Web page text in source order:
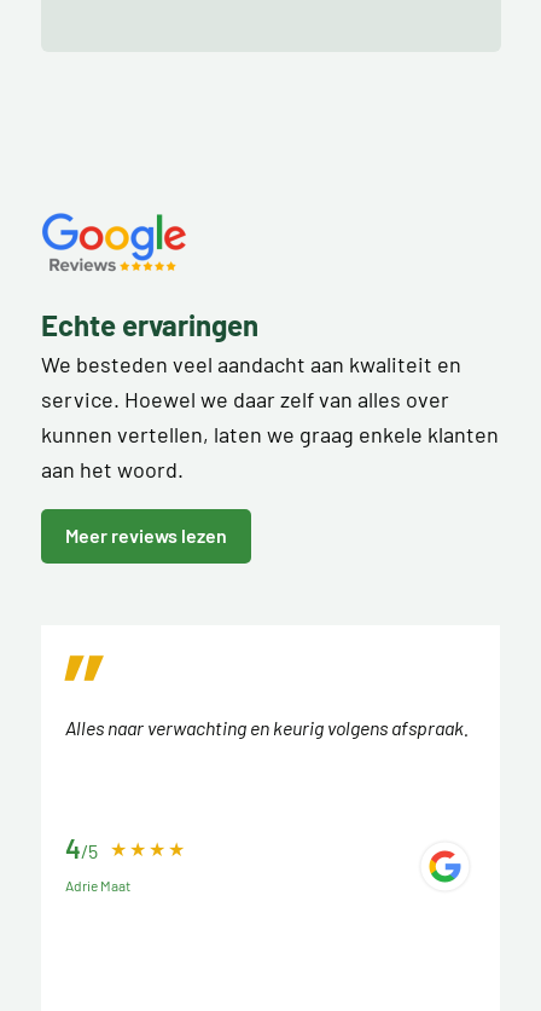
Echte ervaringen
We besteden veel aandacht aan kwaliteit en
service. Hoewel we daar zelf van alles over
kunnen vertellen, laten we graag enkele klanten
aan het woord.
Meer reviews lezen
Alles naar verwachting en keurig volgens afspraak.
4/5
Adrie Maat